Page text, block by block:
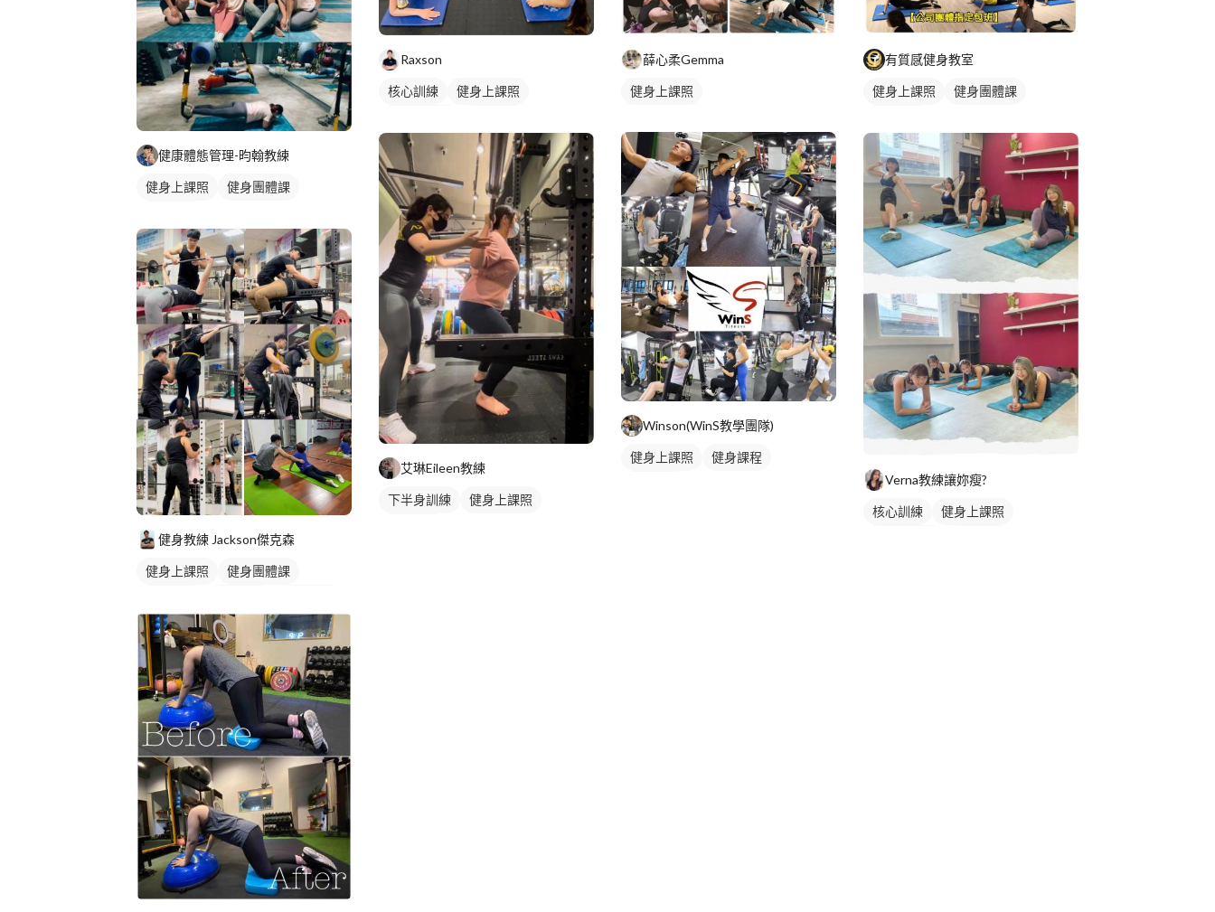
健康體態管理-昀翰教練
健身上課照
健身團體課
健身教練 Jackson傑克森
健身上課照
健身團體課
Raxson
核心訓練
健身上課照
健身課程
艾琳Eileen教練
下半身訓練
健身上課照
薛心柔Gemma
健身上課照
Winson(WinS教學團隊)
健身上課照
健身課程
有質感健身教室
健身上課照
健身團體課
Verna教練讓妳瘦?
核心訓練
健身上課照